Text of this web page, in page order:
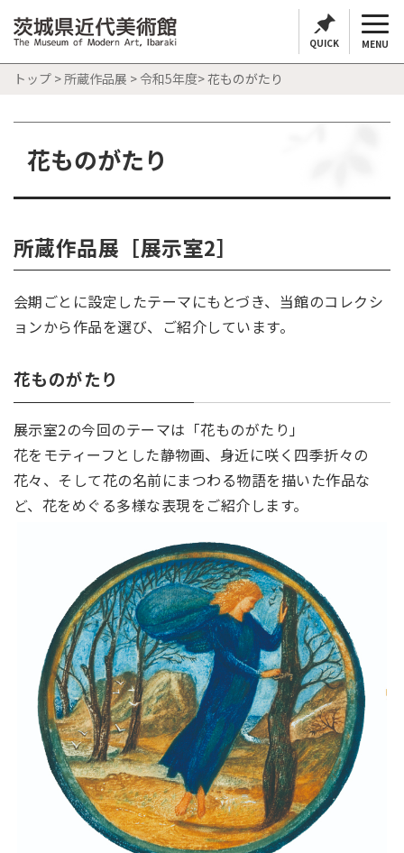
QUICK MENU
トップ >所蔵作品展 >令和5年度> 花ものがたり
花ものがたり
所蔵作品展［展示室2］
会期ごとに設定したテーマにもとづき、当館のコレクシ
ョンから作品を選び、ご紹介しています。
花ものがたり
展示室2の今回のテーマは「花ものがたり」
花をモティーフとした静物画、身近に咲く四季折々の
花々、そして花の名前にまつわる物語を描いた作品な
ど、花をめぐる多様な表現をご紹介します。